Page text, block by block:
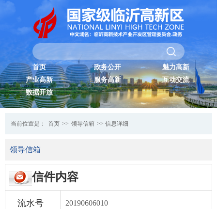
首页 政务公开
魅力高新
产业高新
服务高新
互动交流
数据开放
当前位置是： 首页 >> 领导信箱 >> 信息详细
领导信箱
信件内容
流水号 20190606010